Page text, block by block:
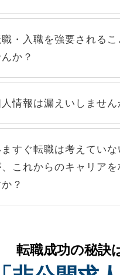
。通常、5営業日以内に
だきますので、しばらく
ナビDOCTORで取り扱
約3割は、Webサイトか
い「非公開求人」です。
の理由によって、一般に
ん。
募殺到を避けるため 人気
公にしてしまうと、応募
医療機関が求める条件に
人材紹介会社に依頼する
ます。
・入職を強要されるこ
か？
・入職を強要することは
また、仮に応募先から内
承諾する必要はありませ
退の連絡はキャリアパー
情報は漏えいしません
情報が漏えいすることは
ご安心ください。当サイ
で収集したご登録者様の
人のキャリアアップおよ
を目的に使用いたします
るすべての個人データは
個人情報の取り扱いにつ
基準を満たした事業者の
ますぐ転職は考えていな
、これからのキャリアを
？
いして、現在の医療機関
をまじえながら、適切な
ていただきます。すぐに
転職成功の秘訣